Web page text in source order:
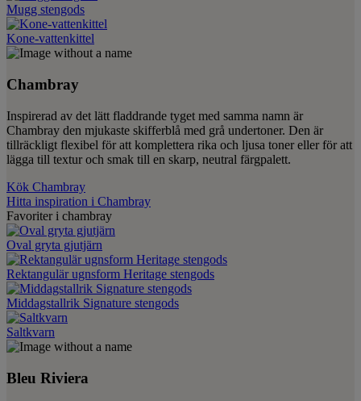
Mugg stengods
Kone-vattenkittel
Chambray
Inspirerad av det lätt fladdrande tyget med samma namn är
Chambray den mjukaste skifferblå med grå undertoner. Den är
tillräckligt flexibel för att komplettera rika och ljusa toner eller för att
lägga till textur och smak till en skarp, neutral färgpalett.
Kök Chambray
Hitta inspiration i Chambray
Favoriter i chambray
Oval gryta gjutjärn
Rektangulär ugnsform Heritage stengods
Middagstallrik Signature stengods
Saltkvarn
Bleu Riviera